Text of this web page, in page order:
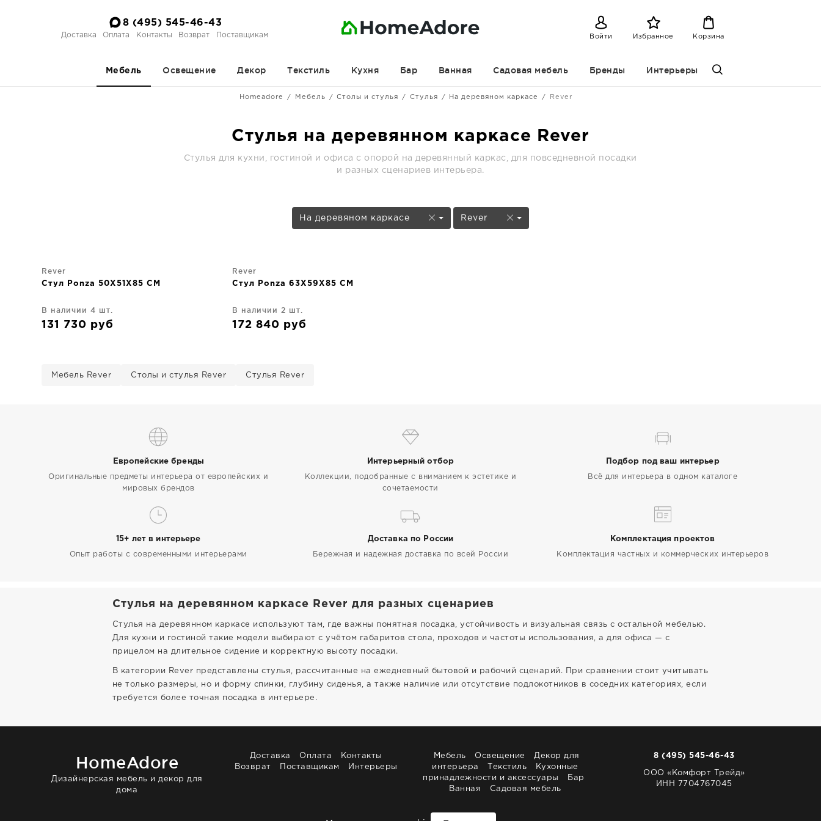
8 (495) 545-46-43
Доставка Оплата Контакты Возврат Поставщикам Войти Избранное Корзина
Мебель Освещение Декор Текстиль Кухня Бар Ванная Садовая мебель Бренды Интерьеры
Homeadore Мебель Столы и стулья Стулья На деревяном каркасе Rever
Стулья на деревянном каркасе Rever
Стулья для кухни, гостиной и офиса с опорой на деревянный каркас, для повседневной посадки
и разных сценариев интерьера.
На деревяном каркасе Rever
Rever
Стул Ponza 50X51X85 CM
В наличии 4 шт.
131 730 руб
Rever
Стул Ponza 63X59X85 CM
В наличии 2 шт.
172 840 руб
Мебель Rever Столы и стулья Rever Стулья Rever
Европейские бренды
Оригинальные предметы интерьера от европейских и
мировых брендов
Интерьерный отбор
Коллекции, подобранные с вниманием к эстетике и
сочетаемости
Подбор под ваш интерьер
Всё для интерьера в одном каталоге
15+ лет в интерьере
Опыт работы с современными интерьерами
Доставка по России
Бережная и надежная доставка по всей России
Комплектация проектов
Комплектация частных и коммерческих интерьеров
Стулья на деревянном каркасе Rever для разных сценариев
Стулья на деревянном каркасе используют там, где важны понятная посадка, устойчивость и визуальная связь с остальной мебелью.
Для кухни и гостиной такие модели выбирают с учётом габаритов стола, проходов и частоты использования, а для офиса — с
прицелом на длительное сидение и корректную высоту посадки.
В категории Rever представлены стулья, рассчитанные на ежедневный бытовой и рабочий сценарий. При сравнении стоит учитывать
не только размеры, но и форму спинки, глубину сиденья, а также наличие или отсутствие подлокотников в соседних категориях, если
требуется более точная посадка в интерьере.
HomeAdore
Дизайнерская мебель и декор для
дома
8 (495) 545-46-43
ООО «Комфорт Трейд»
ИНН 7704767045
Доставка Оплата
Контакты
Возврат
Поставщикам Интерьеры
Мебель Освещение
Декор для
интерьера
Текстиль
Кухонные
принадлежности и аксессуары
Бар
Ванная
Садовая мебель